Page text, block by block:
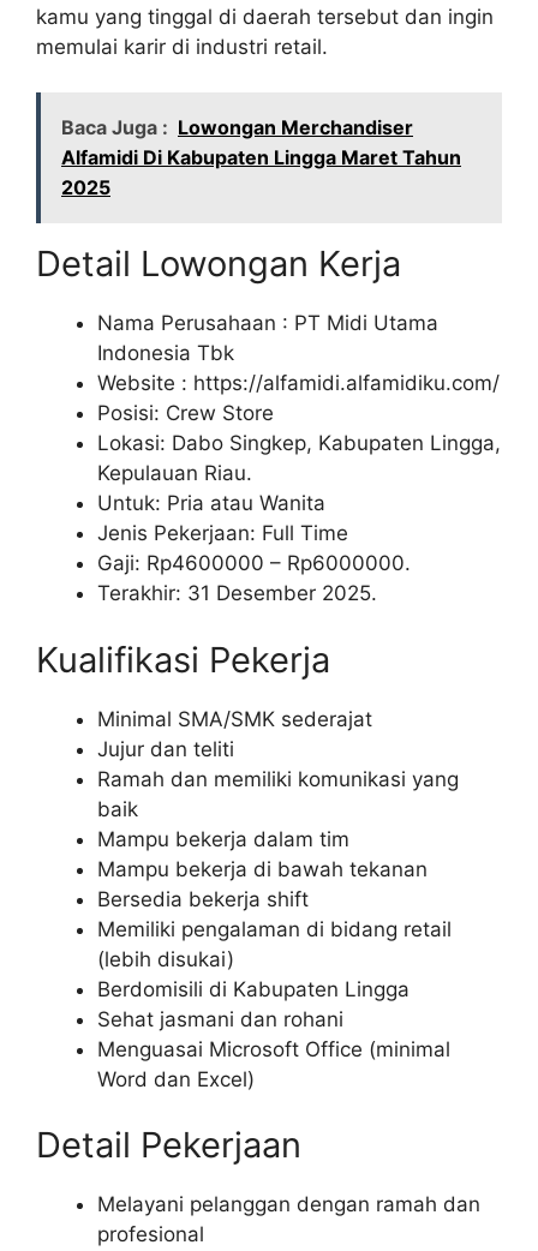
kamu yang tinggal di daerah tersebut dan ingin
memulai karir di industri retail.
Baca Juga : Lowongan Merchandiser
Alfamidi Di Kabupaten Lingga Maret Tahun
2025
Detail Lowongan Kerja
Nama Perusahaan : PT Midi Utama
Indonesia Tbk
Website : https://alfamidi.alfamidiku.com/
Posisi: Crew Store
Lokasi: Dabo Singkep, Kabupaten Lingga,
Kepulauan Riau.
Untuk: Pria atau Wanita
Jenis Pekerjaan: Full Time
Gaji: Rp4600000 – Rp6000000.
Terakhir: 31 Desember 2025.
Kualifikasi Pekerja
Minimal SMA/SMK sederajat
Jujur dan teliti
Ramah dan memiliki komunikasi yang
baik
Mampu bekerja dalam tim
Mampu bekerja di bawah tekanan
Bersedia bekerja shift
Memiliki pengalaman di bidang retail
(lebih disukai)
Berdomisili di Kabupaten Lingga
Sehat jasmani dan rohani
Menguasai Microsoft Office (minimal
Word dan Excel)
Detail Pekerjaan
Melayani pelanggan dengan ramah dan
profesional